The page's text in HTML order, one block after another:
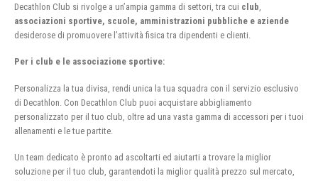
Decathlon Club si rivolge a un’ampia gamma di settori, tra cui club
associazioni sportive, scuole, amministrazioni pubbliche e aziende
desiderose di promuovere l’attività fisica tra dipendenti e clienti.
Per i club e le associazione sportive:
Personalizza la tua divisa, rendi unica la tua squadra con il servizio esclusivo
di Decathlon. Con Decathlon Club puoi acquistare abbigliamento
personalizzato per il tuo club, oltre ad una vasta gamma di accessori per i tuoi
allenamenti e le tue partite.
Un team dedicato è pronto ad ascoltarti ed aiutarti a trovare la miglior
soluzione per il tuo club, garantendoti la miglior qualità prezzo sul mercato,